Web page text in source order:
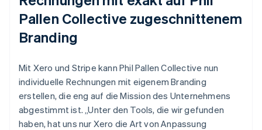
Pallen Collective zugeschnittenem
Branding
Mit Xero und Stripe kann Phil Pallen Collective nun
individuelle Rechnungen mit eigenem Branding
erstellen, die eng auf die Mission des Unternehmens
abgestimmt ist. „Unter den Tools, die wir gefunden
haben, hat uns nur Xero die Art von Anpassung